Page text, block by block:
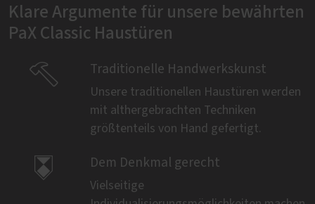
Klare Argumente für unsere bewährten
PaX Classic Haustüren
 Traditionelle Handwerkskunst
Unsere traditionellen Haustüren werden
mit althergebrachten Techniken
größtenteils von Hand gefertigt.
 Dem Denkmal gerecht
Vielseitige